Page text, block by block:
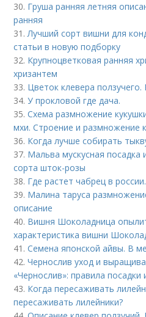
30. Груша ранняя летняя
ранняя
31.Лучший сорт вишни для
статьи в новую подборку
32. Крупноцветковая ранняя
хризантем
33. Цветок клевера
34.У прокловой где дача.
35.Схема размножение
мхи. Строение и размножение
36. Когда лучше собирать
37. Мальва мускусная посадка
сорта шток-розы
38. Где растет чабрец в
39. Малина таруса
описание
40. Вишня Шоколадница
характеристика вишни
41.Семена японской айвы. В
42.Чернослив уход и
«Чернослив»: правила посадки
43. Когда пересаживать
пересаживать лилейники?